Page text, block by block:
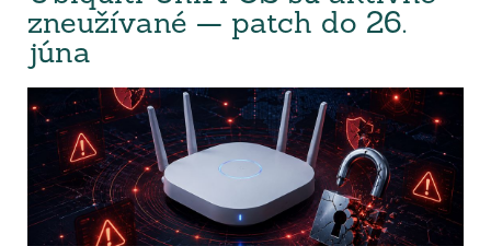
zneužívané — patch do 26.
júna